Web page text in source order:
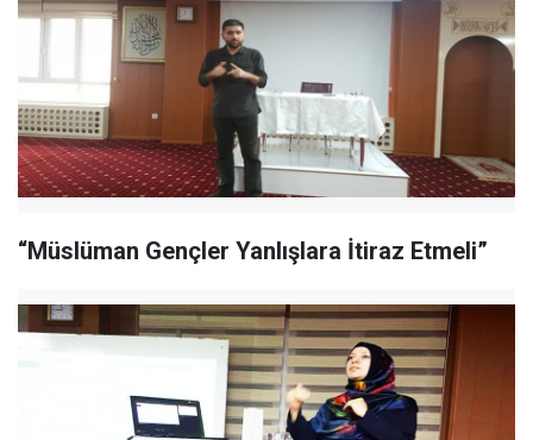
“Müslüman Gençler Yanlışlara İtiraz Etmeli”